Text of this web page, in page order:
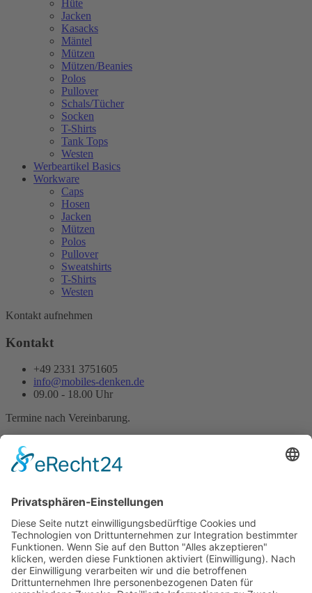
Hüte
Jacken
Kasacks
Mäntel
Mützen
Mützen/Beanies
Polos
Pullover
Schals/Tücher
Socken
T-Shirts
Tank Tops
Westen
Werbeartikel Basics
Workware
Caps
Hosen
Jacken
Mützen
Polos
Pullover
Sweatshirts
T-Shirts
Westen
Kontakt aufnehmen
Kontakt
+49 2331 3751605
info@mobiles-denken.de
09.00 - 18.00 Uhr
Termine nach Vereinbarung.
Folgen Sie uns
Facebook Pinterest Instagram
© Copyright 2025. All Rights Reserved.
Mobiles Denken
Kontakt
Datenschutzerklärung